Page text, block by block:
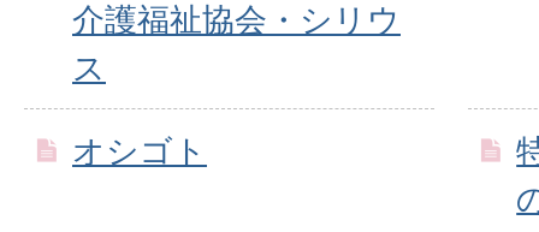
介護福祉協会・シリウ
ス
オシゴト